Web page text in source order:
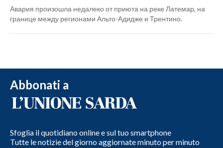
Авария произошла недалеко от приюта на реке Латемар, на
границе между регионами Альто-Адидже и Трентино.
Abbonati a
Sfoglia il quotidiano online e sul tuo smartphone
Tutte le notizie del giorno aggiornate minuto per minuto